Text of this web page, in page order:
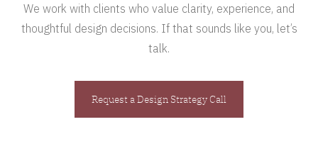
We work with clients who value clarity, experience, and
thoughtful design decisions. If that sounds like you, let’s
talk.
Request a Design Strategy Call